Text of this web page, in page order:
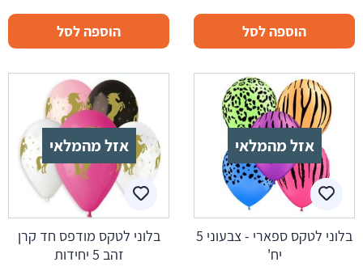
הוספה לסל הוספה לסל
אזל מהמלאי
בלוני לטקס ספארי - צבעוני 5
יח'
אזל מהמלאי
בלוני לטקס מודפס חד קרן
זהב 5 יחידות